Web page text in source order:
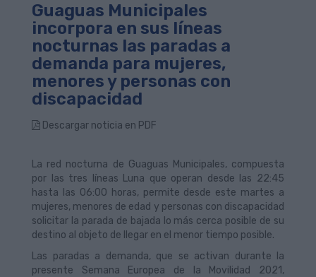
Guaguas Municipales
incorpora en sus líneas
nocturnas las paradas a
demanda para mujeres,
menores y personas con
discapacidad
Descargar noticia en PDF
La red nocturna de Guaguas Municipales, compuesta
por las tres líneas Luna que operan desde las 22:45
hasta las 06:00 horas, permite desde este martes a
mujeres, menores de edad y personas con discapacidad
solicitar la parada de bajada lo más cerca posible de su
destino al objeto de llegar en el menor tiempo posible.
Las paradas a demanda, que se activan durante la
presente Semana Europea de la Movilidad 2021,